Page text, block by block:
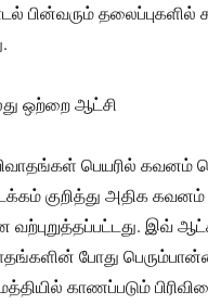
பின்வரும்
ஒற்றை ஆட்சி
பெயரில் கவனம்
குறித்து அதிக கவனம்
இவ்
போது
காணப்படும்